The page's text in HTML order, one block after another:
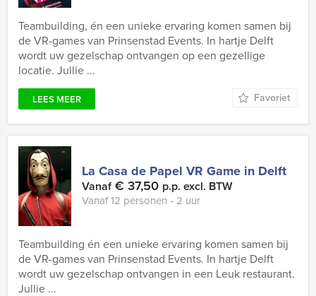
Teambuilding, én een unieke ervaring komen samen bij
de VR-games van Prinsenstad Events. In hartje Delft
wordt uw gezelschap ontvangen op een gezellige
locatie. Jullie ...
LEES MEER Favoriet
La Casa de Papel VR Game in Delft
Vanaf€ 37,50 p.p. excl. BTW
Vanaf 12 personen ‐ 2 uur
Teambuilding én een unieke ervaring komen samen bij
de VR-games van Prinsenstad Events. In hartje Delft
wordt uw gezelschap ontvangen in een Leuk restaurant.
Jullie ...